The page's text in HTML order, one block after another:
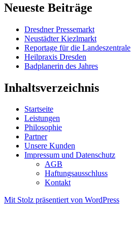
Neueste Beiträge
Dresdner Pressemarkt
Neustädter Kiezlmarkt
Reportage für die Landeszentrale
Heilpraxis Dresden
Badplanerin des Jahres
Inhaltsverzeichnis
Startseite
Leistungen
Philosophie
Partner
Unsere Kunden
Impressum und Datenschutz
AGB
Haftungsausschluss
Kontakt
Mit Stolz präsentiert von WordPress